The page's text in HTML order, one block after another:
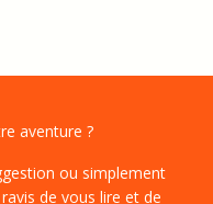
aventure ?
ou simplement
de vous lire et de